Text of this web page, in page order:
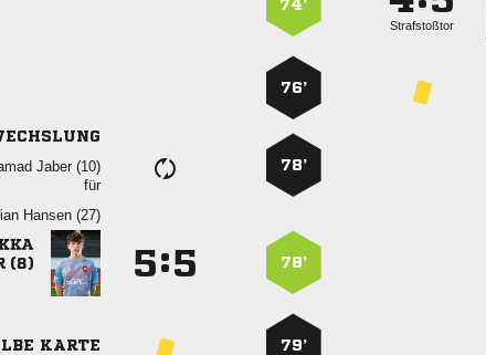
74’
Strafstoßtor
76’
 
für
 
78’

: 78’
KARTE 79’